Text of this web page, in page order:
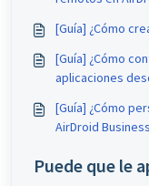
[Guía] ¿Cómo
[Guía] ¿Cómo
aplicaciones
[Guía] ¿Cómo
AirDroid
Puede que le